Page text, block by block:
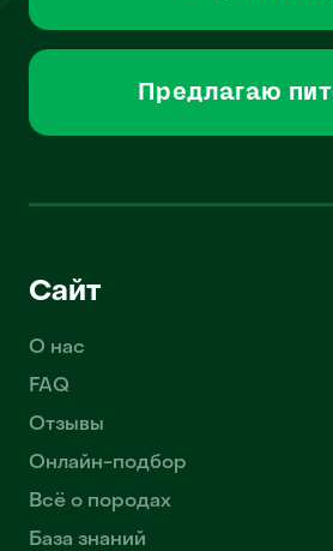
Предлагаю
Сайт
О нас
FAQ
Отзывы
Онлайн-подбор
Всё о породах
База знаний